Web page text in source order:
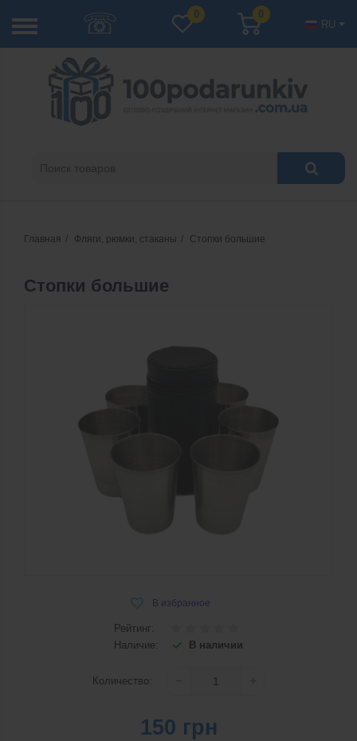
☏ 0
0
RU
Главная Фляги, рюмки, стаканы Стопки большие
Стопки большие
Рейтинг:
Наличие:
В наличии
Количество:
150 грн